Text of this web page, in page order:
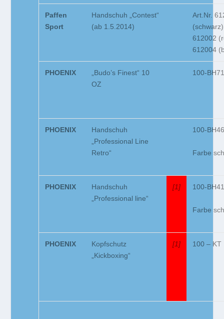
Paffen
Sport
Handschuh „Contest“
(ab 1.5.2014)
Art.Nr.
(schwarz)
612002
612004
PHOENIX
„Budo’s Finest“ 10
OZ
100-
PHOENIX
Handschuh
„Professional Line
Retro“
100-
Farbe
PHOENIX
Handschuh
„Professional line“
[1] 100-
Farbe
PHOENIX
Kopfschutz
„Kickboxing“
[1] 100 – KT